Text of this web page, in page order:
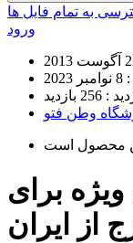
به تمام فایل ها
ورود
2013
8 نوامبر 2023
: 256 بازدید
وطن فتو
محصول
برای
از ایران